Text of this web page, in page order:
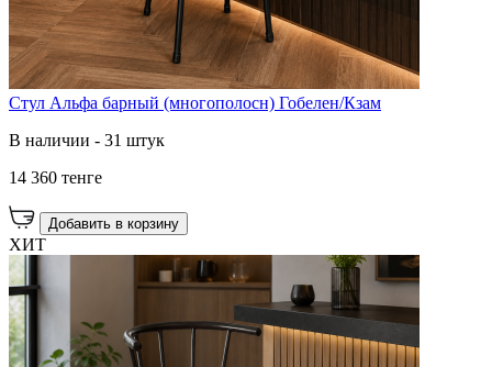
Стул Альфа барный (многополосн) Гобелен/Кзам
В наличии - 31 штук
14 360 тенге
Добавить в корзину
ХИТ